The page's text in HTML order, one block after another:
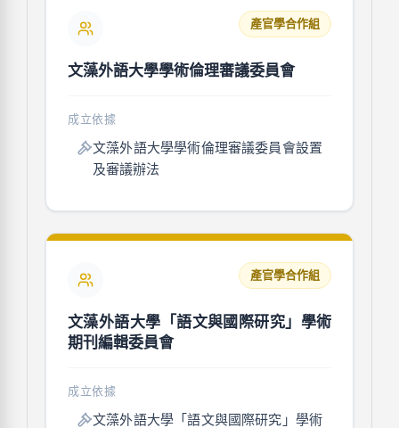
產官學合作組
文藻外語大學學術倫理審議委員會
成立依據
文藻外語大學學術倫理審議委員會設置
及審議辦法
產官學合作組
文藻外語大學「語文與國際研究」學術
期刊編輯委員會
成立依據
文藻外語大學「語文與國際研究」學術